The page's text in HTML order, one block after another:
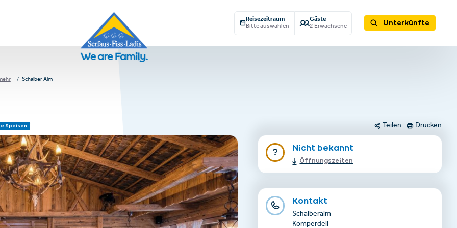
Reisezeitraum
Bitte auswählen
Gäste
2 Erwachsene
Unterkünfte
Schalber Alm
Speisen Teilen Drucken
Nicht bekannt
Öffnungszeiten
Kontakt
Schalberalm
Komperdell